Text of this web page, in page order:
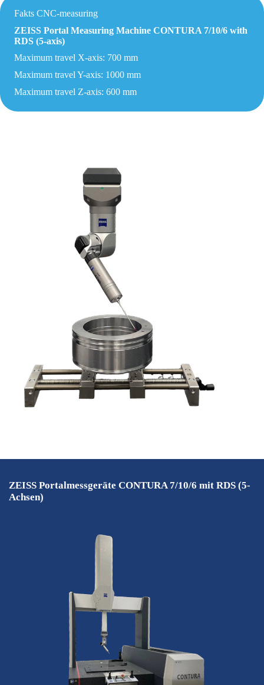
Fakts CNC-measuring
ZEISS Portal Measuring Machine CONTURA 7/10/6 with
RDS (5-axis)
Maximum travel X-axis: 700 mm
Maximum travel Y-axis: 1000 mm
Maximum travel Z-axis: 600 mm
ZEISS Portalmessgeräte CONTURA 7/10/6 mit RDS (5-
Achsen)